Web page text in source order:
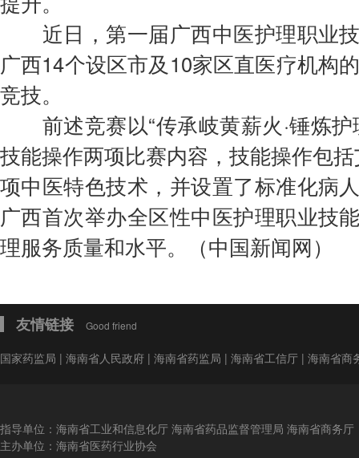
近日，第一届广西中医护理职业
广西14个设区市及10家区直医疗机构
竞技。
前述竞赛以“传承岐黄薪火·锤炼护
技能操作两项比赛内容，技能操作包
项中医特色技术，并设置了标准化病
广西首次举办全区性中医护理职业技
理服务质量和水平。（中国新闻网）
友情链接 Good friend
国家药监局 | 海南省人民政府 | 海南省药监局 | 海南省工信厅 | 海南省商
指导单位：海南省工业和信息化厅 海南省药品监督管理局 海南省商务厅
主办单位：海南省医药行业协会